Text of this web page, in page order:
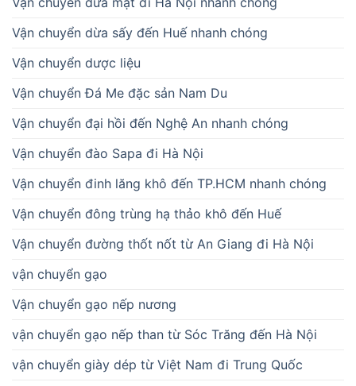
Vận chuyển dừa sấy đến Huế nhanh chóng
Vận chuyển dược liệu
Vận chuyển Đá Me đặc sản Nam Du
Vận chuyển đại hồi đến Nghệ An nhanh chóng
Vận chuyển đào Sapa đi Hà Nội
Vận chuyển đinh lăng khô đến TP.HCM nhanh chóng
Vận chuyển đông trùng hạ thảo khô đến Huế
Vận chuyển đường thốt nốt từ An Giang đi Hà Nội
vận chuyển gạo
Vận chuyển gạo nếp nương
vận chuyển gạo nếp than từ Sóc Trăng đến Hà Nội
vận chuyển giày dép từ Việt Nam đi Trung Quốc